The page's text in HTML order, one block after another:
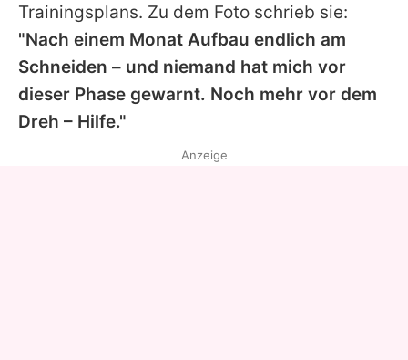
Datenschutzerklärung
Nutzungsbedingungen
Utiq verwalten
Trainingsplans. Zu dem Foto schrieb sie:
"Nach einem Monat Aufbau endlich am
Schneiden – und niemand hat mich vor
dieser Phase gewarnt. Noch mehr vor dem
Dreh – Hilfe."
Anzeige